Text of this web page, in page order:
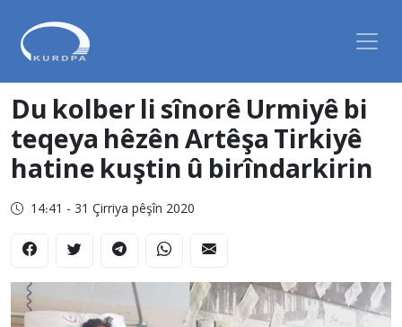
Du kolber li sînorê Urmiyê bi
teqeya hêzên Artêşa Tirkiyê
hatine kuştin û birîndarkirin
14:41 - 31 Çirriya pêşîn 2020